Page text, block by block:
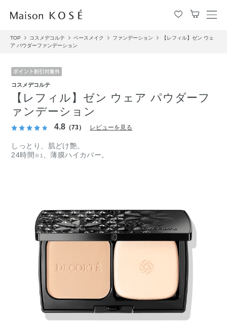
メ
ュ
TOP コスメデコルテ ベースメイク ファンデーション
【レフィル】ゼン ウェ
ア パウダーファンデーション
コスメデコルテ
【レフィル】ゼン ウェア パウダーフ
ァンデーション
4.8 （73） レビューを見る
しっとり、肌どけ艶。
24時間 ※1 、薄膜ハイカバー。